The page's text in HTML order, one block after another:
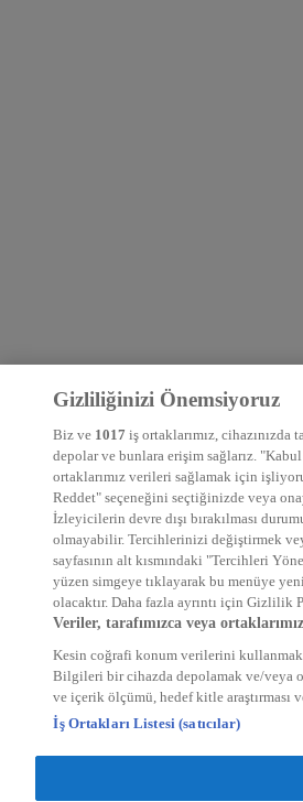
Gizliliğinizi Önemsiyoruz
Biz ve 1017 iş ortaklarımız,
depolar ve bunlara erişim sağlarız.
ortaklarımız verileri sağlamak için
Reddet" seçeneğini seçtiğinizde veya
İzleyicilerin devre dışı bırakılması
olmayabilir. Tercihlerinizi değiştirmek
sayfasının alt kısmındaki "Tercihleri
yüzen simgeye tıklayarak bu menüye
olacaktır. Daha fazla ayrıntı için Gizlilik
Veriler, tarafımızca veya
Kesin coğrafi konum verilerini
Bilgileri bir cihazda depolamak ve/veya
ve içerik ölçümü, hedef kitle
İş Ortakları Listesi (satıcılar)